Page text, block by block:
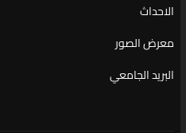
الاحداث
معرض الصور
البريد الجامعي